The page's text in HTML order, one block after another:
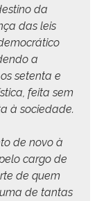
da
das leis
a
seten­ta e
fei­ta sem
à sociedade.
de novo à
car­go de
de quem
de tan­tas